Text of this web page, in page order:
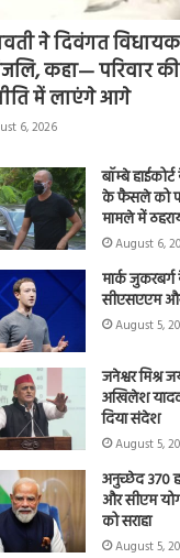
ने दिवंगत
कहा— परिवार
में लाएंगे आगे
6, 2026
बॉम्बे
के फैसले को
मामले में
August 6,
मार्क
सीएसएएम
August 5,
जनेश्वर मिश्र
अखिलेश यादव
दिया संदेश
August 5,
अनुच्छेद 370
और सीएम
को सराहा
August 5,